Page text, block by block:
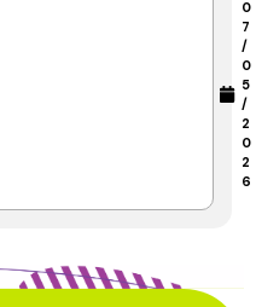
0
7
/
0
5
/
2
0
2
6